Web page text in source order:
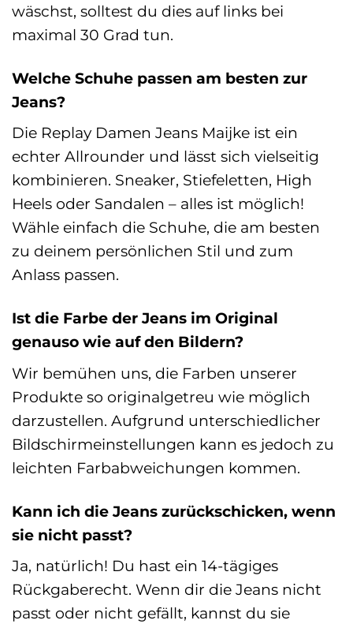
wäschst, solltest du dies auf links bei
maximal 30 Grad tun.
Welche Schuhe passen am besten zur
Jeans?
Die Replay Damen Jeans Maijke ist ein
echter Allrounder und lässt sich vielseitig
kombinieren. Sneaker, Stiefeletten, High
Heels oder Sandalen – alles ist möglich!
Wähle einfach die Schuhe, die am besten
zu deinem persönlichen Stil und zum
Anlass passen.
Ist die Farbe der Jeans im Original
genauso wie auf den Bildern?
Wir bemühen uns, die Farben unserer
Produkte so originalgetreu wie möglich
darzustellen. Aufgrund unterschiedlicher
Bildschirmeinstellungen kann es jedoch zu
leichten Farbabweichungen kommen.
Kann ich die Jeans zurückschicken, wenn
sie nicht passt?
Ja, natürlich! Du hast ein 14-tägiges
Rückgaberecht. Wenn dir die Jeans nicht
passt oder nicht gefällt, kannst du sie